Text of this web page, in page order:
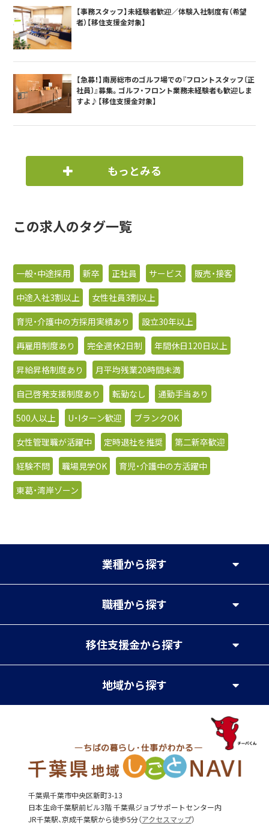
【事務スタッフ】未経験者歓迎／体験入社制度有（希望
者）【移住支援金対象】
【急募！】南房総市のゴルフ場での『フロントスタッフ〔正
社員〕』募集。ゴルフ・フロント業務未経験者も歓迎しま
すよ♪【移住支援金対象】
もっとみる
この求人のタグ一覧
一般・中途採用 新卒 正社員 サービス
販売・接客
中途入社3割以上
女性社員3割以上
育児・介護中の方採用実績あり
設立30年以上
再雇用制度あり
完全週休2日制
年間休日120日以上
昇給昇格制度あり
月平均残業20時間未満
自己啓発支援制度あり
転勤なし
通勤手当あり
500人以上
U・Iターン歓迎
ブランクOK
女性管理職が活躍中
定時退社を推奨
第二新卒歓迎
経験不問
職場見学OK
育児・介護中の方活躍中
東葛・湾岸ゾーン
業種から探す
職種から探す
移住支援金から探す
地域から探す
千葉県千葉市中央区新町3-13
日本生命千葉駅前ビル3階 千葉県ジョブサポートセンター内
JR千葉駅、京成千葉駅から徒歩5分（アクセスマップ）